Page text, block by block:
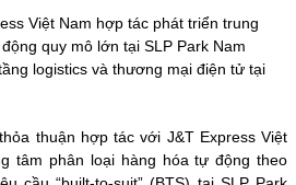
Việt Nam hợp tác phát triển trung
quy mô lớn tại SLP Park Nam
logistics và thương mại điện tử tại
thuận hợp tác với J&T Express Việt
tâm phân loại hàng hóa tự động theo